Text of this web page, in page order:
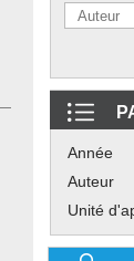
Année
Auteur
Unité